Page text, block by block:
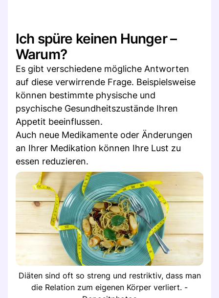
Ich spüre keinen Hunger –
Warum?
Es gibt verschiedene mögliche Antworten
auf diese verwirrende Frage. Beispielsweise
können bestimmte physische und
psychische Gesundheitszustände Ihren
Appetit beeinflussen.
Auch neue Medikamente oder Änderungen
an Ihrer Medikation können Ihre Lust zu
essen reduzieren.
Diäten sind oft so streng und restriktiv, dass man
die Relation zum eigenen Körper verliert. -